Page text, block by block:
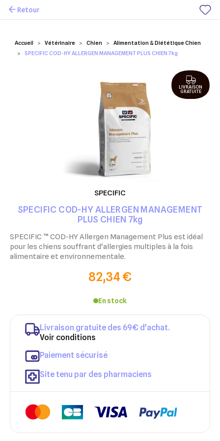
Mes favoris
Accueil Vétérinaire Chien
Alimentation & Diététique Chien
SPECIFIC COD-HY ALLERGEN MANAGEMENT PLUS CHIEN 7kg
Retour
SPECIFIC
SPECIFIC COD-HY ALLERGEN MANAGEMENT
PLUS CHIEN 7kg
SPECIFIC ™ COD-HY Allergen Management Plus est idéal
pour les chiens souffrant d'allergies multiples à la fois
alimentaire et environnementale.
82,34 €
En stock
Livraison gratuite des 69€ d'achat.
Voir conditions
Paiement sécurisé
Site tenu par des pharmaciens
LIVRAISON
GRATUITE